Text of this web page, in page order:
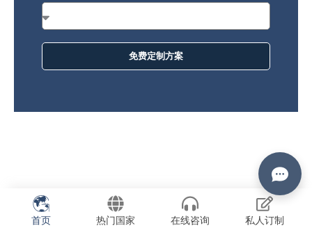
免费定制方案
首页 热门国家 在线咨询 私人订制